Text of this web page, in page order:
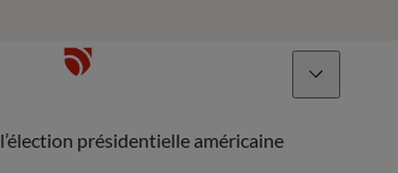
présidentielle américaine